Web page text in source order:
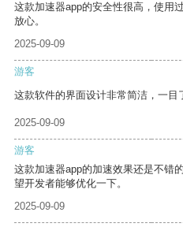
这款加速器app的安全性很高，使用
放心。
2025-09-09
游客
这款软件的界面设计非常简洁，一目
2025-09-09
游客
这款加速器app的加速效果还是不错
望开发者能够优化一下。
2025-09-09